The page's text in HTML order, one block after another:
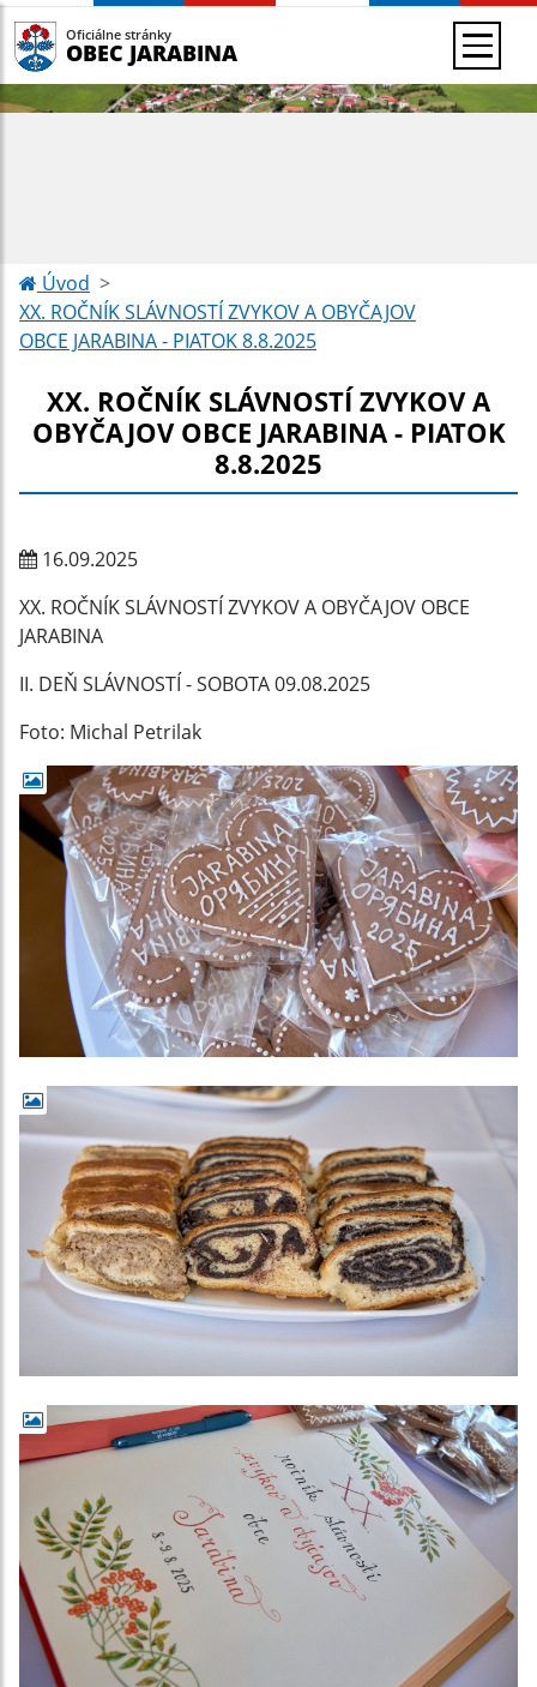
Oficiálne stránky
OBEC JARABINA
Úvod
XX. ROČNÍK SLÁVNOSTÍ ZVYKOV A OBYČAJOV
OBCE JARABINA - PIATOK 8.8.2025
XX. ROČNÍK SLÁVNOSTÍ ZVYKOV A
OBYČAJOV OBCE JARABINA - PIATOK
8.8.2025
16.09.2025
XX. ROČNÍK SLÁVNOSTÍ ZVYKOV A OBYČAJOV OBCE
JARABINA
II. DEŇ SLÁVNOSTÍ - SOBOTA 09.08.2025
Foto: Michal Petrilak